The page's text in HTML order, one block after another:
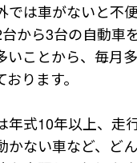
では車がないと不
から3台の自動車
いことから、毎月
ります。
年式10年以上、走
かない車など、ど